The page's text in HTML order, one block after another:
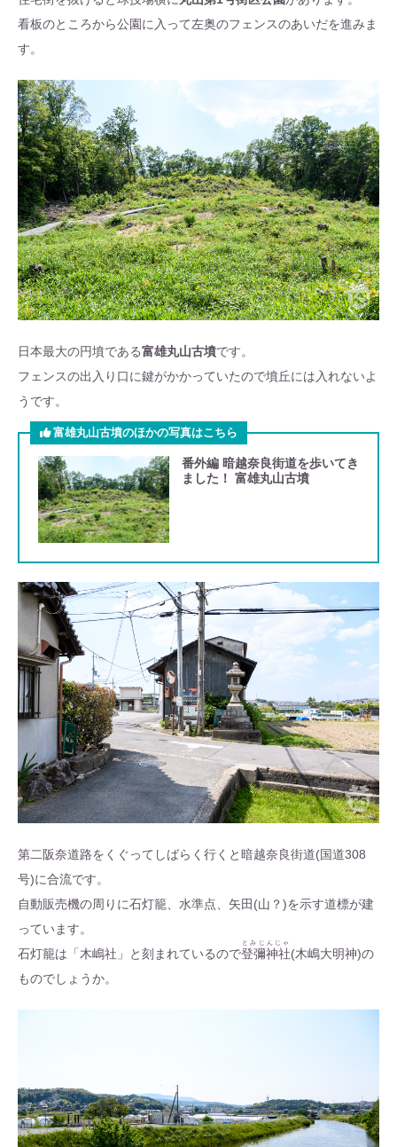
看板のところから公園に入って左奥のフェンスのあいだを進みま
す。
日本最大の円墳である富雄丸山古墳です。
フェンスの出入り口に鍵がかかっていたので墳丘には入れないよ
うです。
富雄丸山古墳のほかの写真はこちら
番外編 暗越奈良街道を歩いてき
ました！ 富雄丸山古墳
第二阪奈道路をくぐってしばらく行くと暗越奈良街道(国道308
号)に合流です。
自動販売機の周りに石灯籠、水準点、矢田(山？)を示す道標が建
っています。
石灯籠は「木嶋社」と刻まれているので登彌神社
とみじんじゃ
(木嶋大明神)の
ものでしょうか。